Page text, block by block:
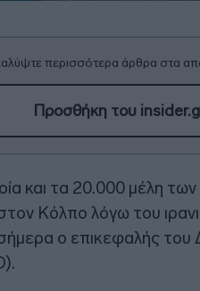
περισσότερα άρθρα στα
Προσθήκη του
και τα 20.000 μέλη
Κόλπο λόγω του
ο επικεφαλής του